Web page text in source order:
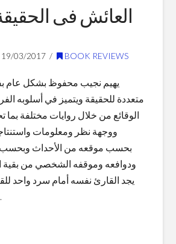
العائش فى
03/2017 BOOK REVIEWS
يهيم نجيب محفوظ بشكل عام
متعددة للحقيقة ويتميز في أسلوبه
الوقائع من خلال روايات مختلفة بما
ووجهة نظر ومعلومات
بحسب موقعه من الأحداث
ودوافعه وموقفه الشخصي من بقية
يجد القارئ نفسه أمام سرد واحد